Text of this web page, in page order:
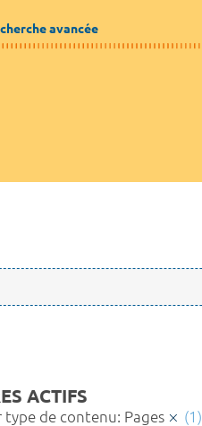
avancée
ACTIFS
type de contenu: Pages
(1)